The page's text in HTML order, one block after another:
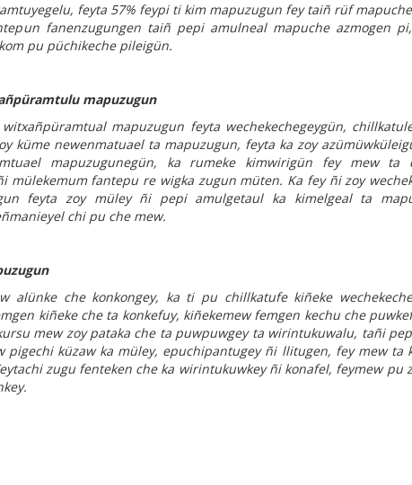
feyta 57% feypi ti kim mapuzugun fey taiñ rüf
fanenzugungen taiñ pepi amulneal mapuche azmogen
pu püchikeche pileigün.
mapuzugun
mapuzugun feyta wechekechegeygün,
küme newenmatuael ta mapuzugun, feyta ka zoy
mapuzugunegün, ka rumeke kimwirigün fey mew ta
fantepu re wigka zugun müten. Ka fey ñi zoy
feyta zoy müley ñi pepi amulgetaul ka kimelgeal ta
chi pu che mew.
alünke che konkongey, ka ti pu chillkatufe kiñeke
kiñeke che ta konkefuy, kiñekemew femgen kechu che
mew zoy pataka che ta puwpuwgey ta wirintukuwalu, tañi
pigechi küzaw ka müley, epuchipantugey ñi llitugen, fey mew ta
zugu fenteken che ka wirintukuwkey ñi konafel, feymew pu